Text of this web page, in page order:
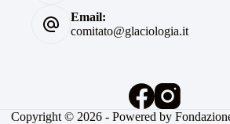
Email:
comitato@glaciologia.it
Copyright © 2026 - Powered by